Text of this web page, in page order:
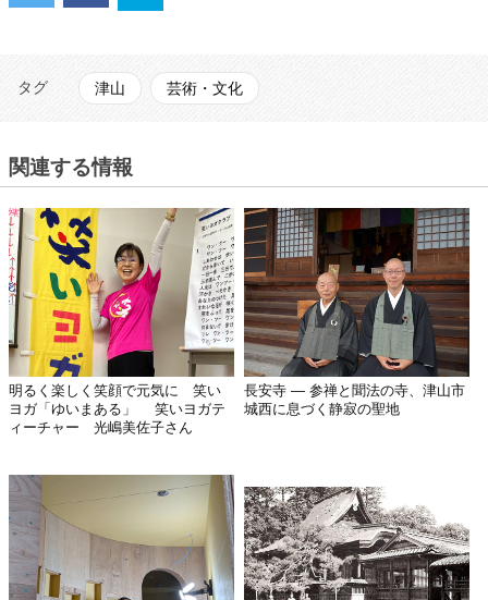
タグ 津山 芸術・文化
関連する情報
明るく楽しく笑顔で元気に 笑い
ヨガ「ゆいまある」 笑いヨガテ
ィーチャー 光嶋美佐子さん
長安寺 ― 参禅と聞法の寺、津山市
城西に息づく静寂の聖地